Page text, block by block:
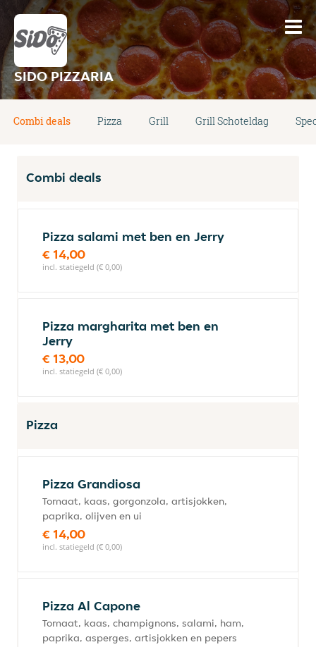
SIDO PIZZARIA
Combi deals Pizza Grill Grill Schoteldag
Combi deals
Pizza salami met ben en Jerry
€ 14,00
incl. statiegeld (€ 0,00)
Pizza margharita met ben en
Jerry
€ 13,00
incl. statiegeld (€ 0,00)
Pizza
Pizza Grandiosa
Tomaat, kaas, gorgonzola, artisjokken,
paprika, olijven en ui
€ 14,00
incl. statiegeld (€ 0,00)
Pizza Al Capone
Tomaat, kaas, champignons, salami, ham,
paprika, asperges, artisjokken en pepers